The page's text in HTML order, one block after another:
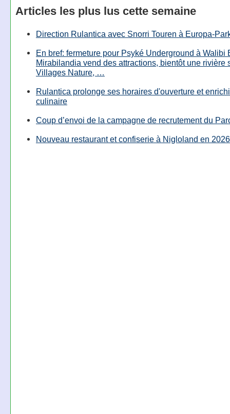
Articles les plus lus cette semaine
Direction Rulantica avec Snorri Touren à Europa-
En bref: fermeture pour Psyké Underground à Walibi
Mirabilandia vend des attractions, bientôt une rivière
Villages Nature, …
Rulantica prolonge ses horaires d'ouverture et
culinaire
Coup d’envoi de la campagne de recrutement du
Nouveau restaurant et confiserie à Nigloland en 2026